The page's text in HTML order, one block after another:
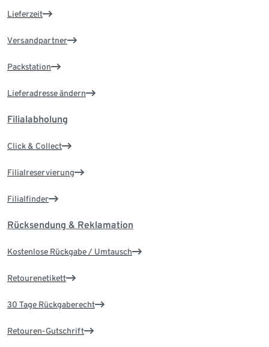
Lieferzeit
Versandpartner
Packstation
Lieferadresse ändern
Filialabholung
Click & Collect
Filialreservierung
Filialfinder
Rücksendung & Reklamation
Kostenlose Rückgabe / Umtausch
Retourenetikett
30 Tage Rückgaberecht
Retouren-Gutschrift